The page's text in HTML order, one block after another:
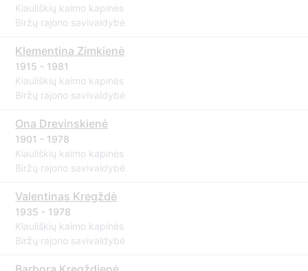
Kiauliškių kaimo kapinės
Biržų rajono savivaldybė
Klementina Zimkienė
1915 - 1981
Kiauliškių kaimo kapinės
Biržų rajono savivaldybė
Ona Drevinskienė
1901 - 1978
Kiauliškių kaimo kapinės
Biržų rajono savivaldybė
Valentinas Kregždė
1935 - 1978
Kiauliškių kaimo kapinės
Biržų rajono savivaldybė